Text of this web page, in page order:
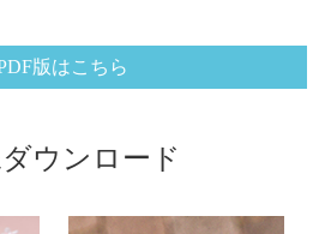
版はこちら
ウンロード